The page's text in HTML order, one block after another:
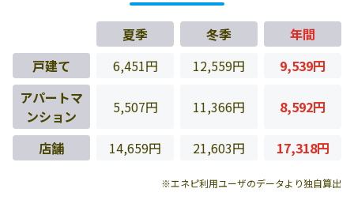
夏季 冬季
年間
戸建て
6,451円 12,559円
9,539円
アパートマ
ンション
5,507円 11,366円 8,592円
店舗 14,659円 21,603円 17,318円
※エネピ利用ユーザのデータより独自算出